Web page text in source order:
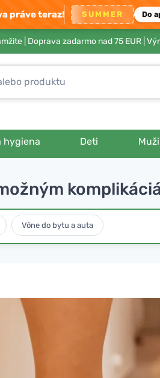
práve teraz! SUMMER Do
| Doprava zadarmo nad 75 EUR |
hygiena Deti Muži
Vône do bytu a auta